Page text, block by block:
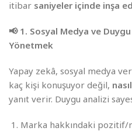
itibar saniyeler içinde inşa
📢 1. Sosyal Medya ve Duygu
Yönetmek
Yapay zekâ, sosyal medya
kaç kişi konuşuyor değil,
yanıt verir. Duygu analizi
Marka hakkındaki pozitif/